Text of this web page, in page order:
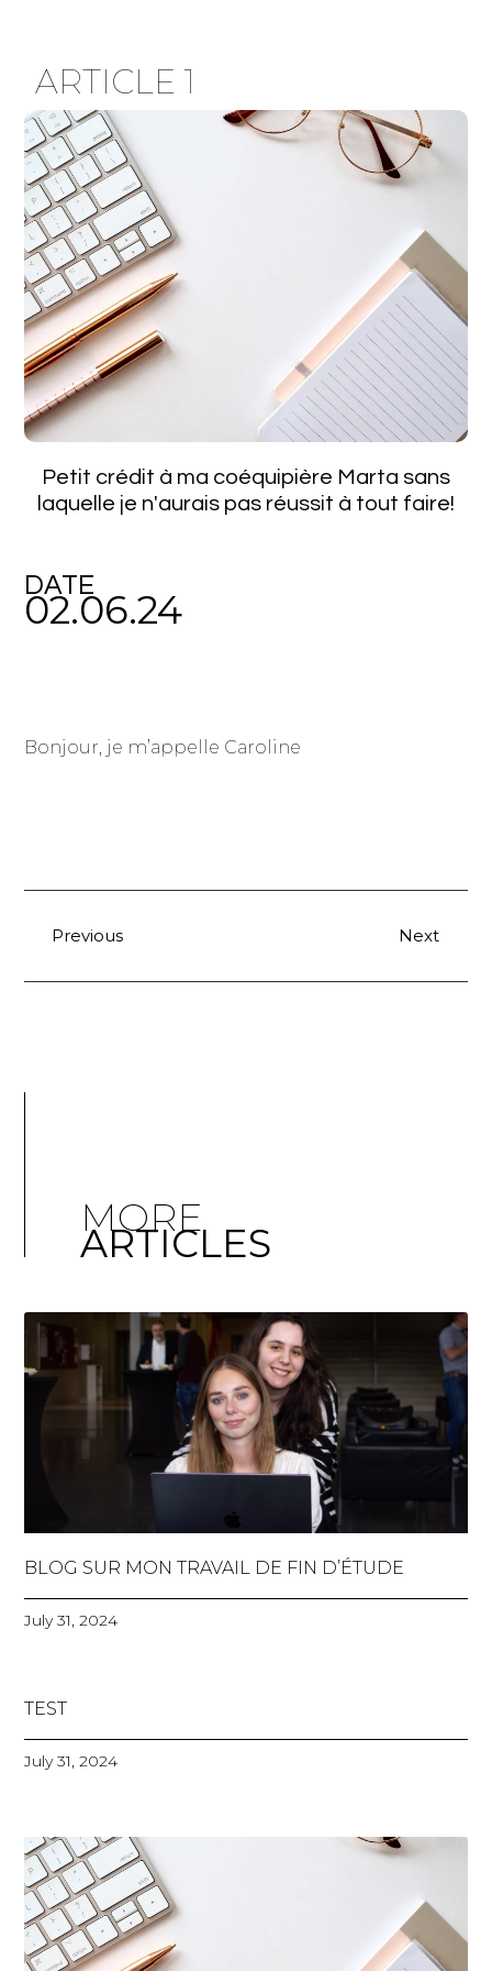
ARTICLE 1
Petit crédit à ma coéquipière Marta sans
laquelle je n'aurais pas réussit à tout faire!
DATE
02.06.24
Bonjour, je m’appelle Caroline
Previous Next
MORE
ARTICLES
BLOG SUR MON TRAVAIL DE FIN D’ÉTUDE
July 31, 2024
TEST
July 31, 2024